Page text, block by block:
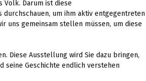
Volk. Darum ist diese
um ihm aktiv entgegentreten
uns gemeinsam stellen müssen, um diese
Diese Ausstellung wird Sie dazu bringen,
seine Geschichte endlich verstehen